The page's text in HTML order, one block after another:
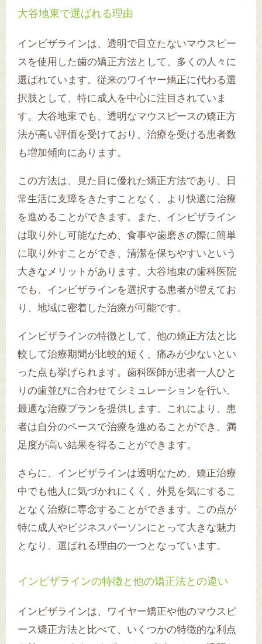
大谷地東で選ばれる理由
インビザラインは、透明で目立たないマウスピー
スを使用した歯の矯正方法として、多くの人々に
選ばれています。従来のワイヤー矯正に代わる選
択肢として、特に成人を中心に注目されていま
す。大谷地東でも、透明なマウスピースの矯正方
法が高い評価を受けており、治療を受ける患者数
も増加傾向にあります。
この方法は、見た目に優れた矯正方法であり、日
常生活に支障をきたすことなく、より快適に治療
を進めることができます。また、インビザライン
は取り外し可能なため、食事や歯磨きの際に簡単
に取り外すことができ、清潔を保ちやすいという
大きなメリットがあります。大谷地東の歯科医院
でも、インビザラインを選択する患者が増えてお
り、地域に密着した治療が可能です。
インビザラインの特徴として、他の矯正方法と比
較して治療期間が比較的短く、痛みが少ないとい
った点も挙げられます。歯科医師が患者一人ひと
りの歯並びに合わせてシミュレーションを行い、
最適な治療プランを提供します。これにより、患
者は自分のペースで治療を進めることができ、満
足度が高い結果を得ることができます。
さらに、インビザラインは透明なため、矯正治療
中でも他人に気づかれにくく、外見を気にするこ
となく治療に専念することができます。この点が
特に成人やビジネスパーソンにとって大きな魅力
となり、選ばれる理由の一つとなっています。
インビザラインの特徴と他の矯正法との違い
インビザラインは、ワイヤー矯正や他のマウスピ
ース矯正方法と比べて、いくつかの特徴的な利点